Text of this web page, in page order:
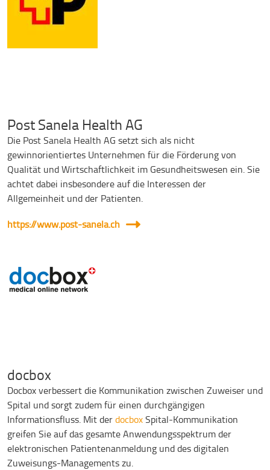
Post Sanela Health AG
Die Post Sanela Health AG setzt sich als nicht
gewinnorientiertes Unternehmen für die Förderung von
Qualität und Wirtschaftlichkeit im Gesundheitswesen ein. Sie
achtet dabei insbesondere auf die Interessen der
Allgemeinheit und der Patienten.
https://www.post-sanela.ch
docbox
Docbox verbessert die Kommunikation zwischen Zuweiser und
Spital und sorgt zudem für einen durchgängigen
Informationsfluss. Mit derdocboxSpital-Kommunikation
greifen Sie auf das gesamte Anwendungsspektrum der
elektronischen Patientenanmeldung und des digitalen
Zuweisungs-Managements zu.